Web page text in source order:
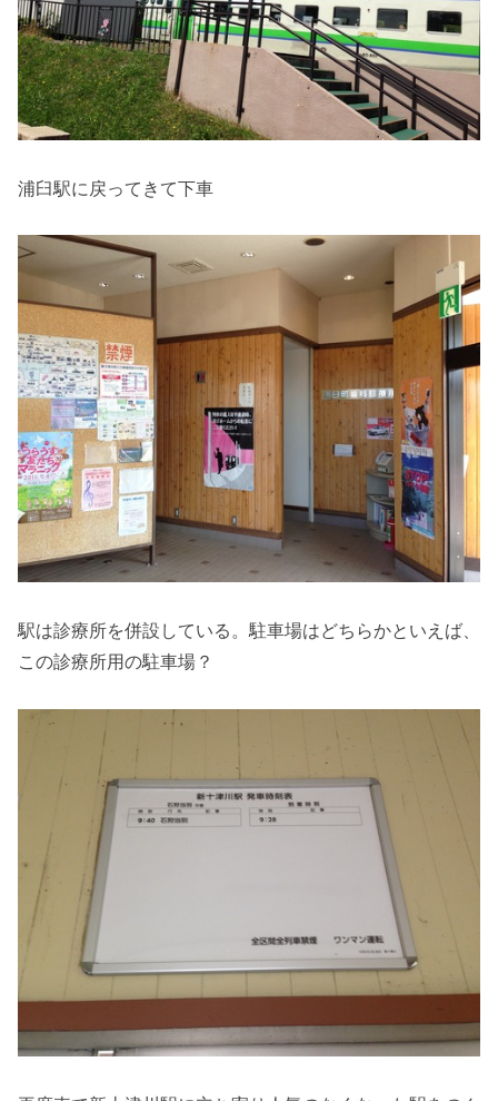
浦臼駅に戻ってきて下車
駅は診療所を併設している。駐車場はどちらかといえば、
この診療所用の駐車場？